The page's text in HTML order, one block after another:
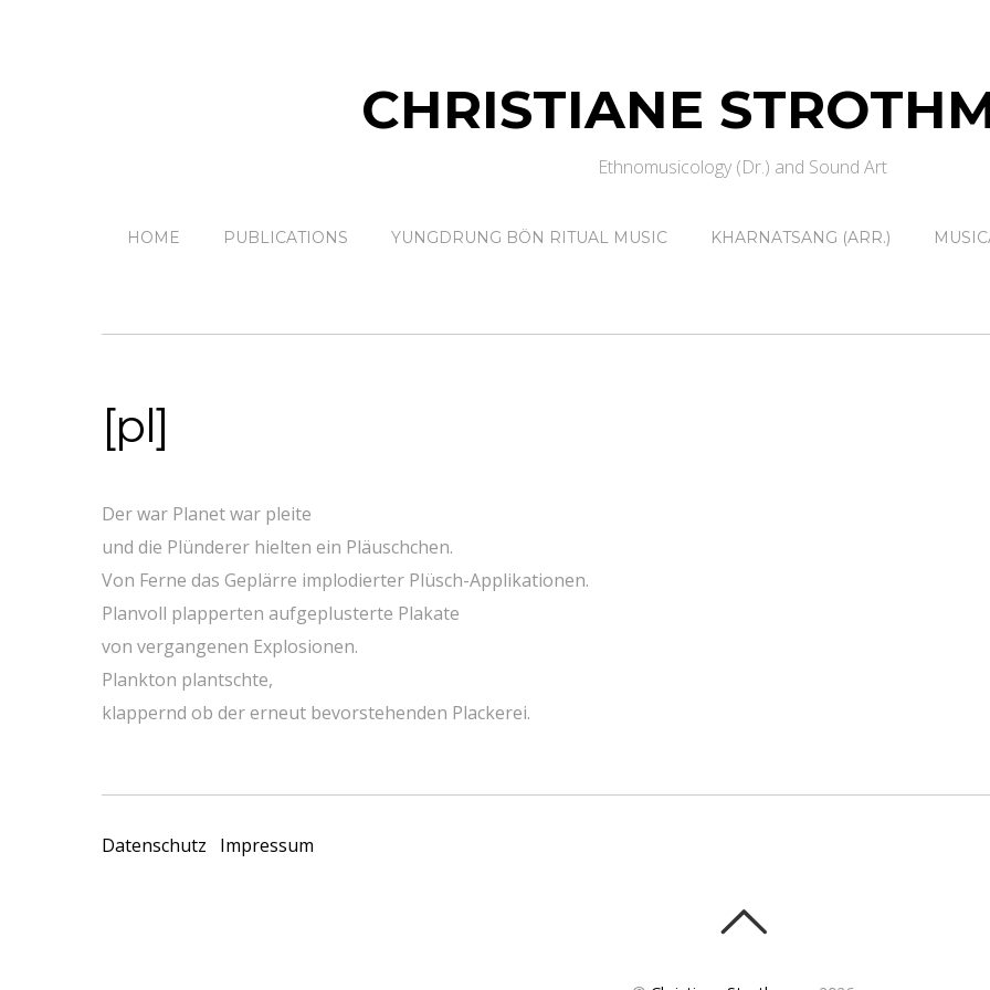
CHRISTIANE
Ethnomusicology (Dr.) and Sound Art
HOME PUBLICATIONS YUNGDRUNG BÖN RITUAL MUSIC KHARNATSANG (ARR.)
[pl]
Der war Planet war pleite
und die Plünderer hielten ein Pläuschchen.
Von Ferne das Geplärre implodierter Plüsch-Applikationen.
Planvoll plapperten aufgeplusterte Plakate
von vergangenen Explosionen.
Plankton plantschte,
klappernd ob der erneut bevorstehenden Plackerei.
Datenschutz Impressum